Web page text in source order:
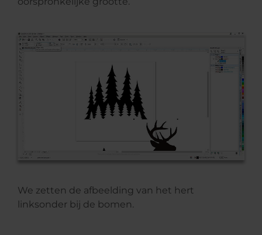
We zetten de afbeelding van het hert
linksonder bij de bomen.